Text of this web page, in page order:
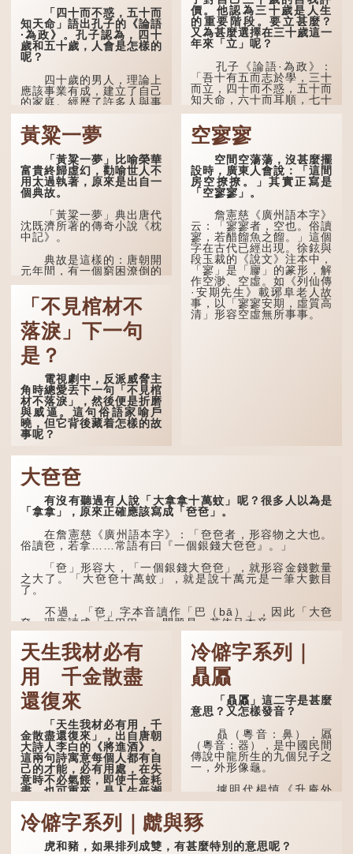
「四十而不惑，五十而
知天命」語出孔子的《論語
·為政》。孔子認為，四十
歲和五十歲，人會是怎樣的
呢？
四十歲的男人，理論上
應該事業有成，建立了自己
的家庭。經歷了許多人與事
之後，對事物有了自己的判
斷能力，不會輕易為表象所
迷惑。
孔子在《論語·子罕》
也說：「知者不惑，仁者不
憂，勇者不懼。」「知」與
智慧的「智」相通，四十歲
的男人應已累積足夠智慧，
不再對自己的人生感到困
惑、憂慮與恐懼。
價。他認為三十歲是人生
的重要階段。要立甚麼？
又為甚麼選擇在三十歲這一
年來「立」呢？
孔子《論語·為政》：
「吾十有五而志於學，三十
而立，四十而不惑，五十而
知天命，六十而耳順，七十
在古代，男子一般於二
十歲進行冠禮，冠禮完成後
便是成人，但由於未達壯
年，所以又稱「弱冠」。
《禮記·曲禮》明確記載：
「人生十年曰幼，學；二十
曰弱，冠；三十曰壯，有
室。」這說明三十歲在...
黃粱一夢
「黃粱一夢」比喻榮華
富貴終歸虛幻，勸喻世人不
用太過執著，原來是出自一
個典故。
「黃粱一夢」典出唐代
沈既濟所著的傳奇小說《枕
中記》。
典故是這樣的：唐朝開
元年間，有一個窮困潦倒的
遇到一位呂姓道士，兩人暢
談甚歡。
言談間，盧姓書生感慨
自己雖貴為讀書人，但一直
未能考取功名，仍然貧困，
感到十分落泊。於是，道士
拿出一個青瓷枕頭，讓...
「不見棺材不
落淚」下一句
是？
電視劇中，反派威脅主
角時總愛丟下一句「不見棺
材不落淚」，然後便是折磨
與威逼。這句俗語家喻戶
曉，但它背後藏着怎樣的故
事呢？
「不見棺材不落淚」的
原句，有說法是「不見棺材
不下淚」或「不見親棺不下
淚」，出自明朝蘭陵笑笑生
所著的《金瓶梅詞話》第九
十八回。原意是指人未親眼
感到悲傷；後來引申為比喻
人執迷不悟，不到徹底失
許多人對這上半句耳熟
能詳，但它其實還有下半句
空寥寥
空間空蕩蕩，沒甚麼擺
設時，廣東人會說：「這間
房空撩撩。」其實正寫是
「空寥寥」。
詹憲慈《廣州語本字》
云：「寥寥者，空也。俗讀
寥，若醋餾魚之餾。」這個
字在古代已經出現。徐鉉與
段玉裁的《說文》注本中，
「寥」是「廫」的篆形，解
作空渺、空虛。如《列仙傳
·安期先生》載琊阜老人故
事，以「寥寥安期，虛質高
清」形容空虛無所事事。
大夿夿
有沒有聽過有人說「大拿拿十萬蚊」呢？很多人以為是
「拿拿」，原來正確應該寫成「夿夿」。
在詹憲慈《廣州語本字》：「夿夿者，形容物之大也。
俗讀夿，若拿……常語有曰『一個銀錢大夿夿』。」
「夿」形容大，「一個銀錢大夿夿」，就形容金錢數量
之大了。「大夿夿十萬蚊」，就是說十萬元是一筆大數目
了。
不過，「夿」字本音讀作「巴（bā）」，因此「大夿
夿」理應讀成「大巴巴」。問題是，若依足本音，...
天生我材必有
用 千金散盡
還復來
「天生我材必有用，千
金散盡還復來」，出自唐朝
大詩人李白的《將進酒》。
這兩句詩寓意每個人都有自
己的才能，必有用處，在失
意時不必氣餒，即使千金耗
盡，也可重來，是人生低潮
時激勵向上的名句。
原詩寫道：「人生得意
須盡歡，莫使金樽空對月。
天生我材必有用，千金散盡
冷僻字系列｜
贔屭
「贔屭」這二字是甚麼
意思？又怎樣發音？
贔（粵音：鼻），屭
（粵音：器），是中國民間
傳說中龍所生的九個兒子之
一，外形像龜。
據明代楊慎《升庵外
集》記載，龍生九子的次序
排列為：贔屭、螭吻、蒲
牢、狴犴、饕餮、蚣蝮、睚
眥、狻猊、椒圖（此為其中
一種說法）。
冷僻字系列｜虤與豩
虎和豬，如果排列成雙，有甚麼特別的意思呢？